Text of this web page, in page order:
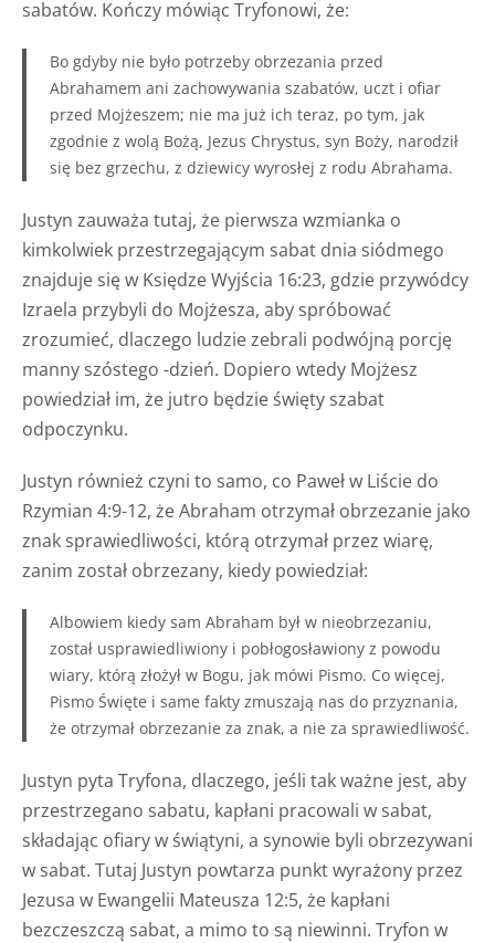
sabatów. Kończy mówiąc Tryfonowi, że:
Bo gdyby nie było potrzeby obrzezania przed
Abrahamem ani zachowywania szabatów, uczt i ofiar
przed Mojżeszem; nie ma już ich teraz, po tym, jak
zgodnie z wolą Bożą, Jezus Chrystus, syn Boży, narodził
się bez grzechu, z dziewicy wyrosłej z rodu Abrahama.
Justyn zauważa tutaj, że pierwsza wzmianka o
kimkolwiek przestrzegającym sabat dnia siódmego
znajduje się w Księdze Wyjścia 16:23, gdzie przywódcy
Izraela przybyli do Mojżesza, aby spróbować
zrozumieć, dlaczego ludzie zebrali podwójną porcję
manny szóstego -dzień. Dopiero wtedy Mojżesz
powiedział im, że jutro będzie święty szabat
odpoczynku.
Justyn również czyni to samo, co Paweł w Liście do
Rzymian 4:9-12, że Abraham otrzymał obrzezanie jako
znak sprawiedliwości, którą otrzymał przez wiarę,
zanim został obrzezany, kiedy powiedział:
Albowiem kiedy sam Abraham był w nieobrzezaniu,
został usprawiedliwiony i pobłogosławiony z powodu
wiary, którą złożył w Bogu, jak mówi Pismo. Co więcej,
Pismo Święte i same fakty zmuszają nas do przyznania,
że otrzymał obrzezanie za znak, a nie za sprawiedliwość.
Justyn pyta Tryfona, dlaczego, jeśli tak ważne jest, aby
przestrzegano sabatu, kapłani pracowali w sabat,
składając ofiary w świątyni, a synowie byli obrzezywani
w sabat. Tutaj Justyn powtarza punkt wyrażony przez
Jezusa w Ewangelii Mateusza 12:5, że kapłani
bezczeszczą sabat, a mimo to są niewinni. Tryfon w